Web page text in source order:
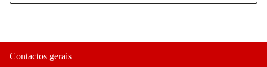
Contactos gerais